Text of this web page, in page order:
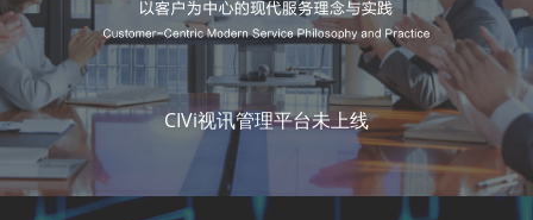
CIVi视讯管理平台未上线